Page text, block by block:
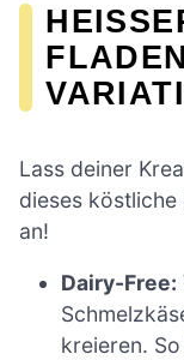
Lass deiner
dieses köstliche
an!
Dairy-Free:
kreieren.